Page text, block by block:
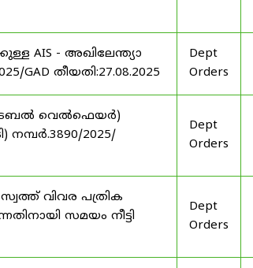
AIS - അഖിലേന്ത്യാ
GAD തീയതി:27.08.2025
Dept
Orders
വെൽഫെയർ)
2025/
Dept
Orders
വിവര പത്രിക
സമയം നീട്ടി
Dept
Orders